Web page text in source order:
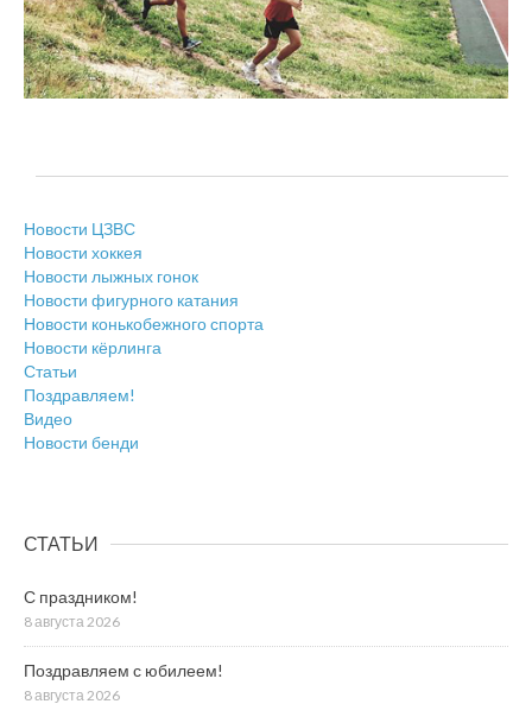
Новости ЦЗВС
Новости хоккея
Новости лыжных гонок
Новости фигурного катания
Новости конькобежного спорта
Новости кёрлинга
Статьи
Поздравляем!
Видео
Новости бенди
СТАТЬИ
С праздником!
8 августа 2026
Поздравляем с юбилеем!
8 августа 2026